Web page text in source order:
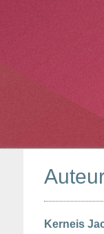
Kerneis